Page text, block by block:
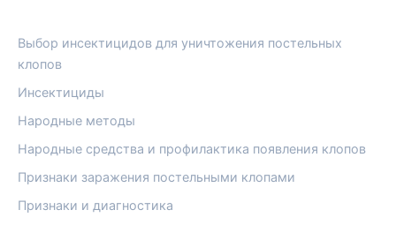
Выбор инсектицидов для уничтожения постельных
клопов
Инсектициды
Народные методы
Народные средства и профилактика появления клопов
Признаки заражения постельными клопами
Признаки и диагностика